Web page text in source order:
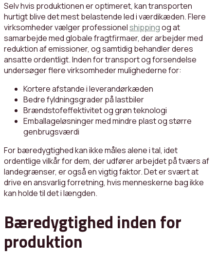
Selv hvis produktionen er optimeret, kan transporten
hurtigt blive det mest belastende led i værdikæden. Flere
virksomheder vælger professionelshippingog at
samarbejde med globale fragtfirmaer, der arbejder med
reduktion af emissioner, og samtidig behandler deres
ansatte ordentligt. Inden for transport og forsendelse
undersøger flere virksomheder mulighederne for:
Kortere afstande i leverandørkæden
Bedre fyldningsgrader på lastbiler
Brændstofeffektivitet og grøn teknologi
Emballageløsninger med mindre plast og større
genbrugsværdi
For bæredygtighed kan ikke måles alene i tal, idet
ordentlige vilkår for dem, der udfører arbejdet på tværs af
landegrænser, er også en vigtig faktor. Det er svært at
drive en ansvarlig forretning, hvis menneskerne bag ikke
kan holde til det i længden.
Bæredygtighed inden for
produktion